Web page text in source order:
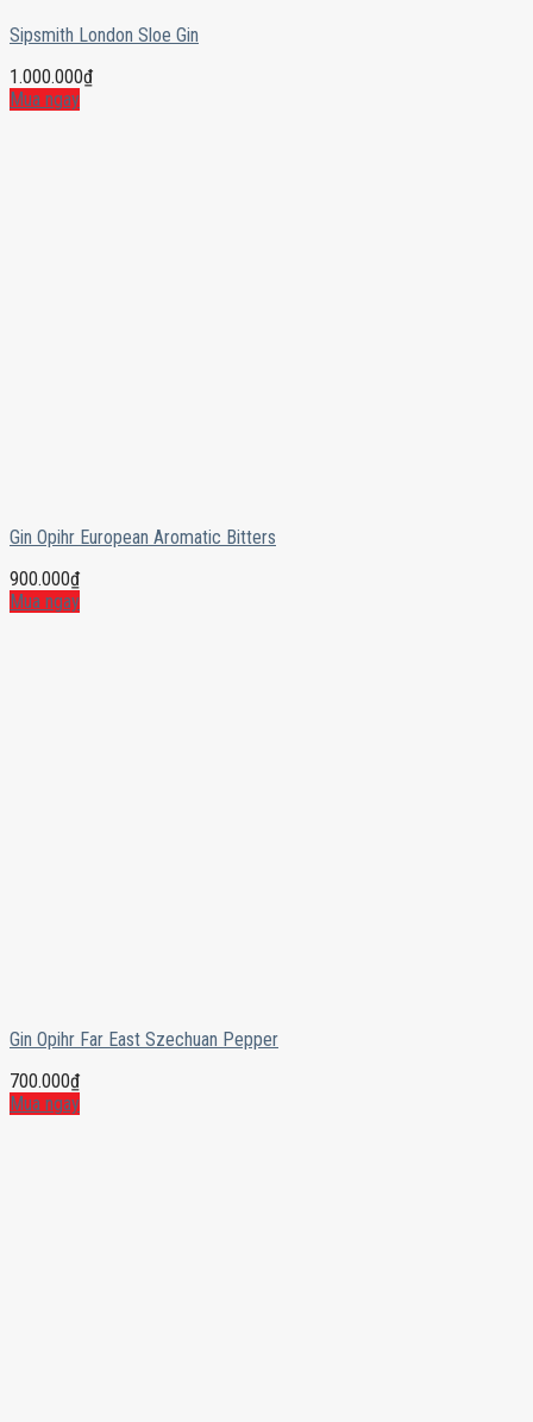
Sipsmith London Sloe Gin
1.000.000₫
Mua ngay
Gin Opihr European Aromatic Bitters
900.000₫
Mua ngay
Gin Opihr Far East Szechuan Pepper
700.000₫
Mua ngay